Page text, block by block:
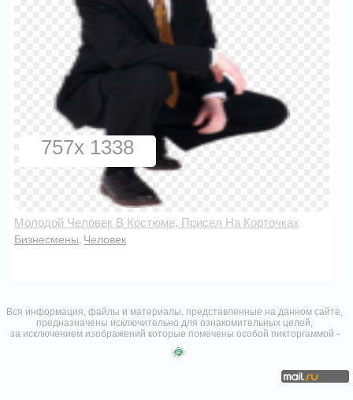
757x 1338
Молодой Человек В Костюме, Присел На Корточках
Бизнесмены Человек
Вся информация, файлы и материалы, представленные на данном сайте,
предназначены исключительно для ознакомительных целей,
за исключением изображений которые помечены особой пикторгаммой -